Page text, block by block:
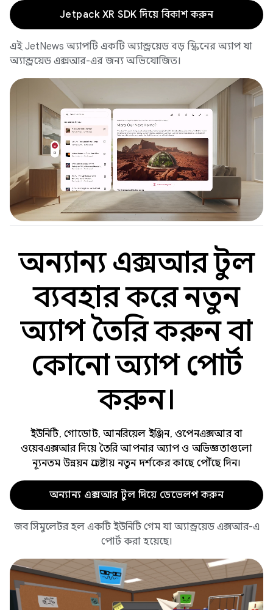
Jetpack XR SDK দিয়ে বিকাশ করুন
এই JetNews অ্যাপটি একটি অ্যান্ড্রয়েড বড় স্ক্রিনের অ্যাপ যা
অ্যান্ড্রয়েড এক্সআর-এর জন্য অভিযোজিত।
অন্যান্য এক্সআর টুল
ব্যবহার করে নতুন
অ্যাপ তৈরি করুন বা
কোনো অ্যাপ পোর্ট
করুন।
ইউনিটি, গোডোট, আনরিয়েল ইঞ্জিন, ওপেনএক্সআর বা
ওয়েবএক্সআর দিয়ে তৈরি আপনার অ্যাপ ও অভিজ্ঞতাগুলো
ন্যূনতম উন্নয়ন প্রচেষ্টায় নতুন দর্শকের কাছে পৌঁছে দিন।
অন্যান্য এক্সআর টুল দিয়ে ডেভেলপ করুন
জব সিমুলেটর হল একটি ইউনিটি গেম যা অ্যান্ড্রয়েড এক্সআর-এ
পোর্ট করা হয়েছে।